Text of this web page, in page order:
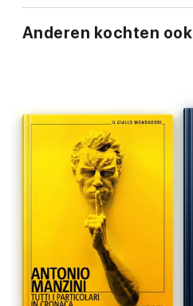
Anderen kochten ook